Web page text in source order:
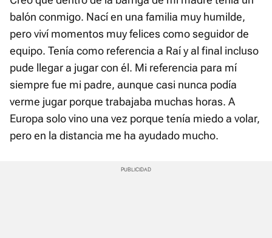
balón conmigo. Nací en una familia muy humilde,
pero viví momentos muy felices como seguidor de
equipo. Tenía como referencia a Raí y al final incluso
pude llegar a jugar con él. Mi referencia para mí
siempre fue mi padre, aunque casi nunca podía
verme jugar porque trabajaba muchas horas. A
Europa solo vino una vez porque tenía miedo a volar,
pero en la distancia me ha ayudado mucho.